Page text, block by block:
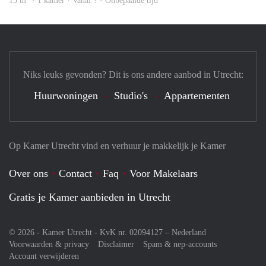
Op Kamer Utrecht vind en verhuur je makkelijk je Kamer
Over ons Contact Faq
Voor Makelaars
Gratis je Kamer aanbieden in Utrecht
© 2026 - Kamer Utrecht - KvK nr. 02094127 – Nederland
Voorwaarden & privacy
Disclaimer
Spam & nep-accounts
Account verwijderen
Niks leuks gevonden? Dit is ons andere aanbod in Utrecht:
Huurwoningen Studio's Appartementen